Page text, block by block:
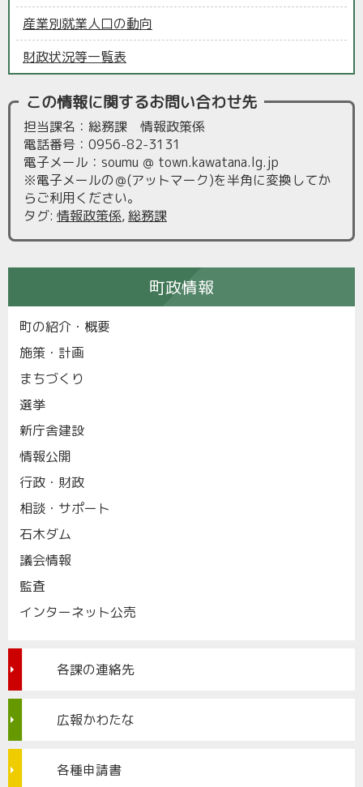
産業別就業人口の動向
財政状況等一覧表
この情報に関するお問い合わせ先
担当課名：総務課 情報政策係
電話番号：0956-82-3131
電子メール：soumu ＠ town.kawatana.lg.jp
※電子メールの＠(アットマーク)を半角に変換してか
らご利用ください。
タグ: 情報政策係,総務課
町政情報
町の紹介・概要
施策・計画
まちづくり
選挙
新庁舎建設
情報公開
行政・財政
相談・サポート
石木ダム
議会情報
監査
インターネット公売
各課の連絡先
広報かわたな
各種申請書